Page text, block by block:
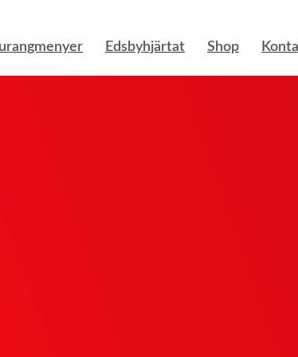
Edsbyhjärtat Shop